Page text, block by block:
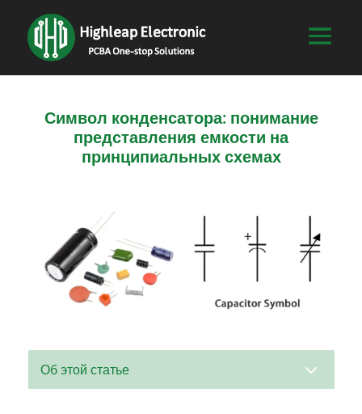
Символ конденсатора: понимание
представления емкости на
принципиальных схемах
Об этой статье 3